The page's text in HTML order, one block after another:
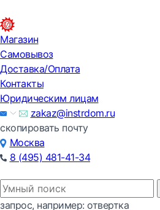
Магазин
Самовывоз
Доставка/Оплата
Контакты
Юридическим лицам
zakaz@instrdom.ru
скопировать почту
Москва
8 (495) 481-41-34
запрос, например: отвертка